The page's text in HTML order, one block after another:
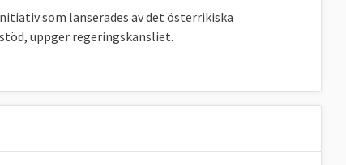
som lanserades av det österrikiska
uppger regeringskansliet.